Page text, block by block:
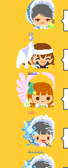
遥華
ゆみお
仁瘉
あっちゃん